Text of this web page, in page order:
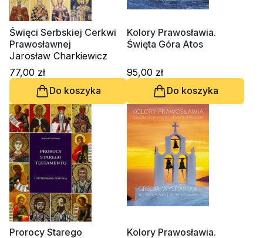
Religie
Kultura
Książki obcojęzyczne
Poradniki, leksykony...
Dewocjonalia
Inne
Podręczniki szkolne
Promocja
Śpiewniki
Święci Serbskiej Cerkwi
Prawosławnej
Jarosław Charkiewicz
77,00 zł
Do koszyka
Kolory Prawosławia.
Święta Góra Atos
95,00 zł
Do koszyka
Prorocy Starego
Kolory Prawosławia.